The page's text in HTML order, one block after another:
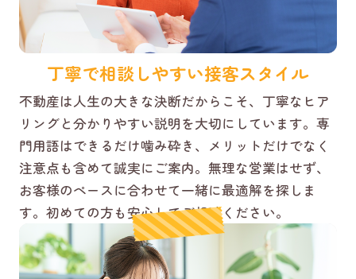
丁寧で相談しやすい接客スタイル
不動産は人生の大きな決断だからこそ、丁寧なヒア
リングと分かりやすい説明を大切にしています。専
門用語はできるだけ噛み砕き、メリットだけでなく
注意点も含めて誠実にご案内。無理な営業はせず、
お客様のペースに合わせて一緒に最適解を探しま
す。初めての方も安心してご相談ください。